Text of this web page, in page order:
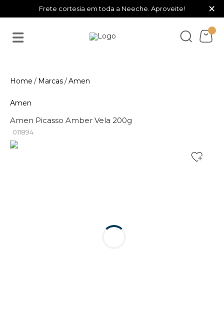
Frete cortesia em toda a Neeche. Aproveite! ×
Marcas Amen
Amen
Amen Picasso Amber Vela 200g
011894